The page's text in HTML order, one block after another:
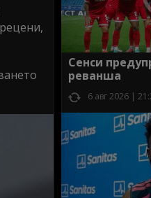
Сенси
реванша
6 авг 2026 |